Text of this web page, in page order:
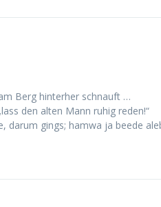
Berg hinterher schnauft …
den alten Mann ruhig reden!“
darum gings; hamwa ja beede